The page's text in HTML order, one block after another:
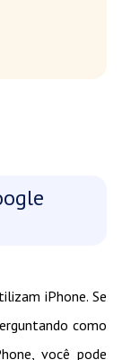
iPhone. Se
como
você pode